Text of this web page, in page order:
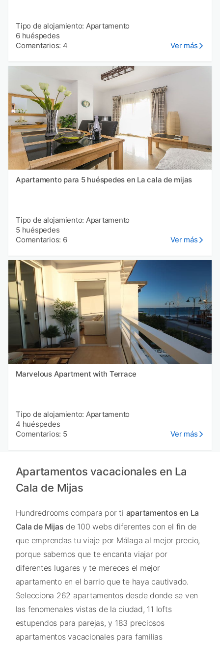
Tipo de alojamiento: Apartamento
6 huéspedes
Comentarios: 4
Ver más
Apartamento para 5 huéspedes en La cala de mijas
Tipo de alojamiento: Apartamento
5 huéspedes
Comentarios: 6
Ver más
Marvelous Apartment with Terrace
Tipo de alojamiento: Apartamento
4 huéspedes
Comentarios: 5
Ver más
Apartamentos vacacionales en La
Cala de Mijas
Hundredrooms compara por ti apartamentos en La
Cala de Mijas de 100 webs diferentes con el fin de
que emprendas tu viaje por Málaga al mejor precio,
porque sabemos que te encanta viajar por
diferentes lugares y te mereces el mejor
apartamento en el barrio que te haya cautivado.
Selecciona 262 apartamentos desde donde se ven
las fenomenales vistas de la ciudad, 11 lofts
estupendos para parejas, y 183 preciosos
apartamentos vacacionales para familias